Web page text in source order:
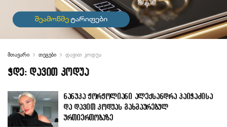
მთავარი თეგები დავით კოდუა
ჭდე: დავით კოდუა
ნანუკა ჟორჟოლიანი ალექსანდრა პაიჭაძისა
და დავით კოდუას გახმაურებულ
ურთიერთობაზე